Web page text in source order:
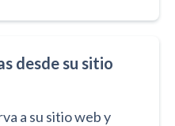
desde su sitio
a su sitio web y